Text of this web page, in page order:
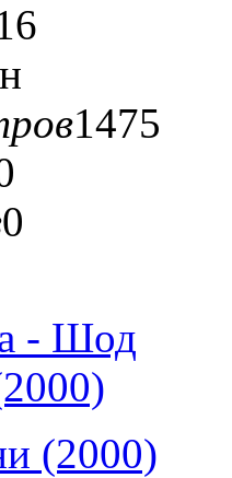
1475
0
(2000)